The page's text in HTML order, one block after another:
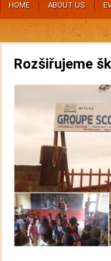
HOME ABOUT US
Rozšiřujeme